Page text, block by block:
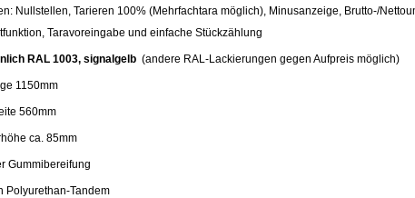
Nullstellen, Tarieren 100% (Mehrfachtara möglich), Minusanzeige, Brutto-/
Taravoreingabe und einfache Stückzählung
RAL 1003, signalgelb (andere RAL-Lackierungen gegen Aufpreis möglich)
1150mm
560mm
ca. 85mm
Gummibereifung
Polyurethan-Tandem